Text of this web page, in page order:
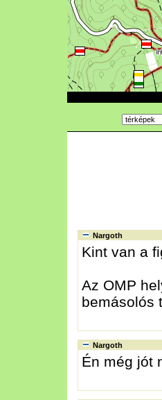
Nargoth
Kint van a
Az OMP
bemásolós
Nargoth
Én még jót